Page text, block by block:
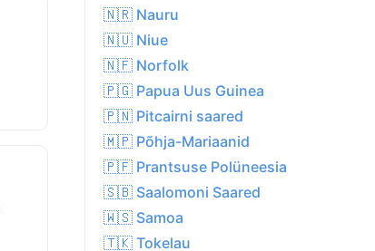
🇳🇷 Nauru
🇳🇺 Niue
🇳🇫 Norfolk
🇵🇬 Papua Uus Guinea
🇵🇳 Pitcairni saared
🇲🇵 Põhja-Mariaanid
🇵🇫 Prantsuse Polüneesia
🇸🇧 Saalomoni Saared
🇼🇸 Samoa
🇹🇰 Tokelau